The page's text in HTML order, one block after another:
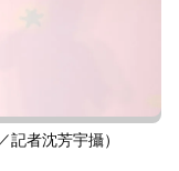
者沈芳宇攝）